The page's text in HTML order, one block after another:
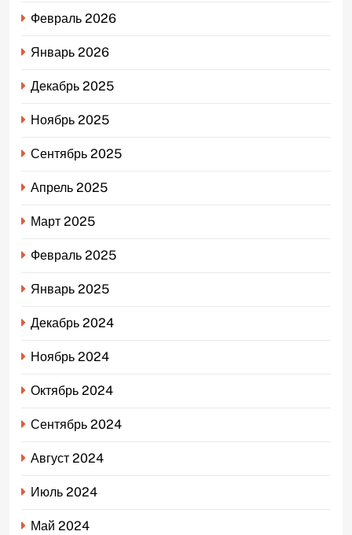
Февраль 2026
Январь 2026
Декабрь 2025
Ноябрь 2025
Сентябрь 2025
Апрель 2025
Март 2025
Февраль 2025
Январь 2025
Декабрь 2024
Ноябрь 2024
Октябрь 2024
Сентябрь 2024
Август 2024
Июль 2024
Май 2024